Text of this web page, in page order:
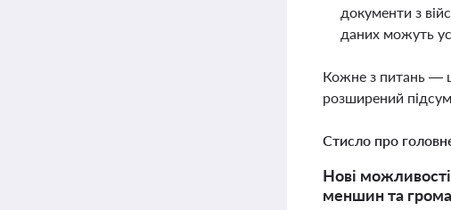
документи з
даних можуть
Кожне з питань —
розширений
Стисло про
Нові
меншин та